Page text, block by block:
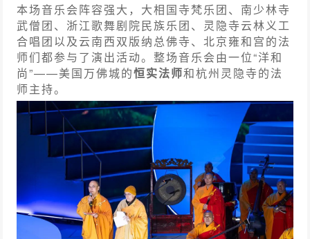
本场音乐会阵容强大，大相国寺梵乐团、南少林寺
武僧团、浙江歌舞剧院民族乐团、灵隐寺云林义工
合唱团以及云南西双版纳总佛寺、北京雍和宫的法
师们都参与了演出活动。整场音乐会由一位“洋和
尚”——美国万佛城的恒实法师和杭州灵隐寺的法
师主持。